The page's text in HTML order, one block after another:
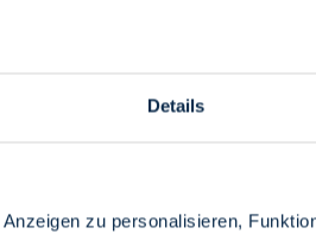
Details
zu personalisieren,